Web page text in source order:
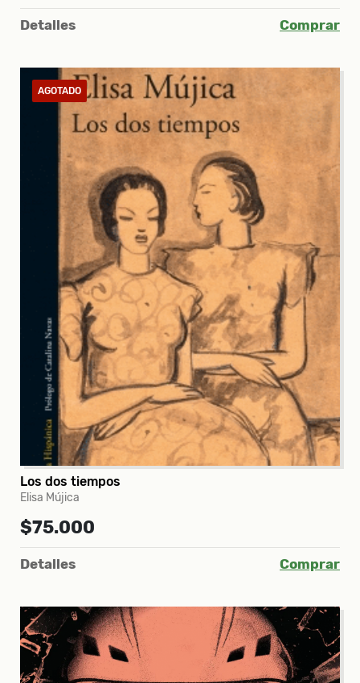
Detalles Comprar
AGOTADO
Los dos tiempos
Elisa Mújica
$75.000
Detalles Comprar